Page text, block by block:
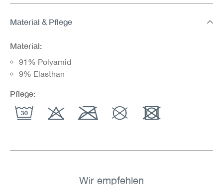
Material & Pflege
Material:
91% Polyamid
9% Elasthan
Pflege:
Wir empfehlen